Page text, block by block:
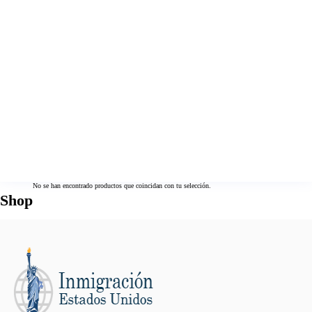
Shop
No se han encontrado productos que coincidan con tu selección.